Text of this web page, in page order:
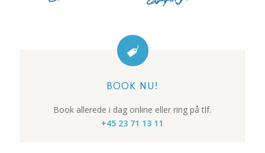
BOOK NU!
Book allerede i dag online eller ring på tlf.
+45 23 71 13 11